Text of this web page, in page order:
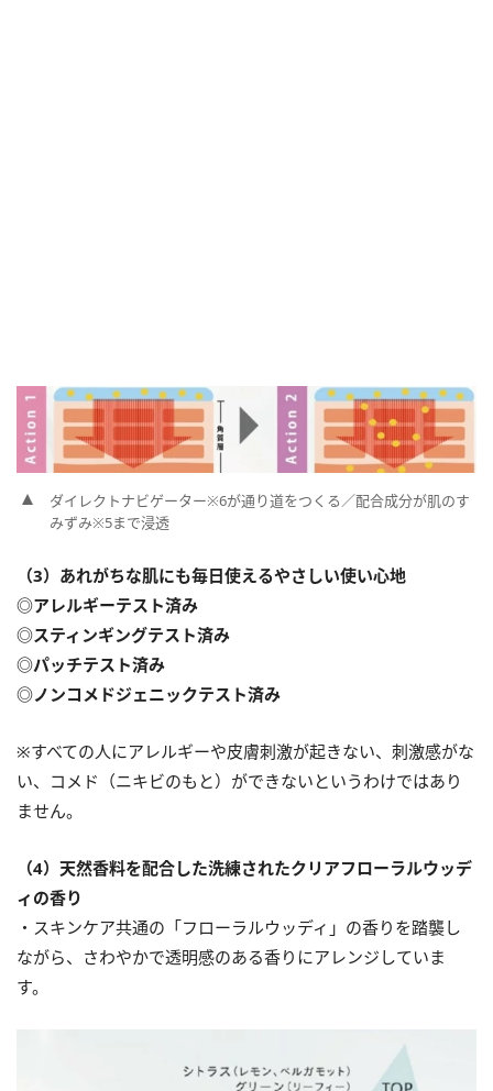
ダイレクトナビゲーター※6が通り道をつくる／配合成分が肌のす
みずみ※5まで浸透
（3）あれがちな肌にも毎日使えるやさしい使い心地
◎アレルギーテスト済み
◎スティンギングテスト済み
◎パッチテスト済み
◎ノンコメドジェニックテスト済み
※すべての人にアレルギーや皮膚刺激が起きない、刺激感がな
い、コメド（ニキビのもと）ができないというわけではあり
ません。
（4）天然香料を配合した洗練されたクリアフローラルウッデ
ィの香り
・スキンケア共通の「フローラルウッディ」の香りを踏襲し
ながら、さわやかで透明感のある香りにアレンジしていま
す。